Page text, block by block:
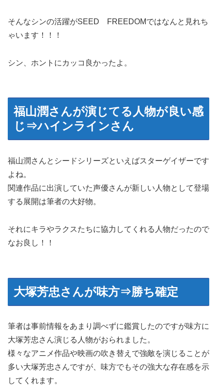
そんなシンの活躍がSEED FREEDOMではなんと見れち
ゃいます！！！
シン、ホントにカッコ良かったよ。
福山潤さんが演じてる人物が良い感
じ⇒ハインラインさん
福山潤さんとシードシリーズといえばスターゲイザーです
よね。
関連作品に出演していた声優さんが新しい人物として登場
する展開は筆者の大好物。
それにキラやラクスたちに協力してくれる人物だったので
なお良し！！
大塚芳忠さんが味方⇒勝ち確定
筆者は事前情報をあまり調べずに鑑賞したのですが味方に
大塚芳忠さん演じる人物がおられました。
様々なアニメ作品や映画の吹き替えで強敵を演じることが
多い大塚芳忠さんですが、味方でもその強大な存在感を示
してくれます。